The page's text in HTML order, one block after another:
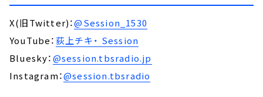
X(旧Twitter)：@Session_1530
YouTube： 荻上チキ・ Session
Bluesky：@session.tbsradio.jp
Instagram：@session.tbsradio